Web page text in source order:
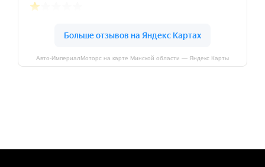
Авто-ИмпериалМоторс на карте Минской области — Яндекс Карты